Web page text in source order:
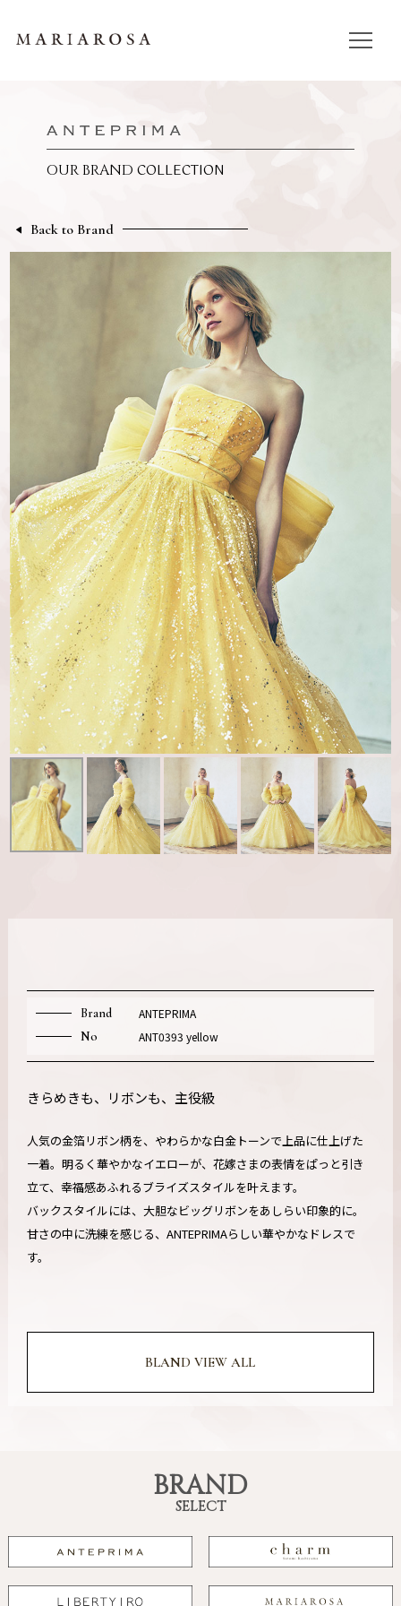
OUR BRAND COLLECTION
Back to Brand
Brand
ANTEPRIMA
No
ANT0393 yellow
きらめきも、リボンも、主役級
人気の金箔リボン柄を、やわらかな白金トーンで上品に仕上げた
一着。明るく華やかなイエローが、花嫁さまの表情をぱっと引き
立て、幸福感あふれるブライズスタイルを叶えます。
バックスタイルには、大胆なビッグリボンをあしらい印象的に。
甘さの中に洗練を感じる、ANTEPRIMAらしい華やかなドレスで
す。
BLAND VIEW ALL
BRAND
SELECT